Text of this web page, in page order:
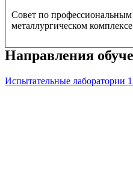
Совет по
металлургическом комплексе
Направления
Испытательные лаборатории